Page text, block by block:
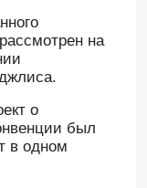
на
о
был
в одном